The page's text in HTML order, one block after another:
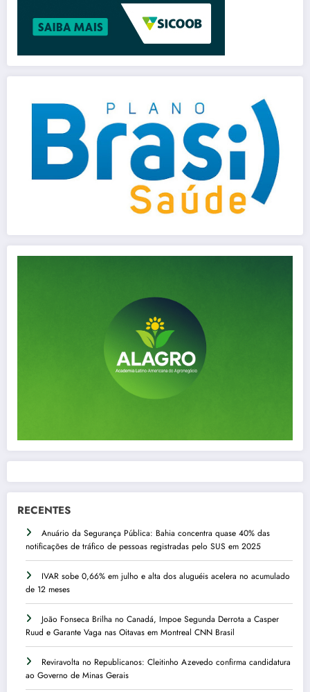
RECENTES
Anuário da Segurança Pública: Bahia concentra quase 40% das
notificações de tráfico de pessoas registradas pelo SUS em 2025
IVAR sobe 0,66% em julho e alta dos aluguéis acelera no acumulado
de 12 meses
João Fonseca Brilha no Canadá, Impoe Segunda Derrota a Casper
Ruud e Garante Vaga nas Oitavas em Montreal CNN Brasil
Reviravolta no Republicanos: Cleitinho Azevedo confirma candidatura
ao Governo de Minas Gerais